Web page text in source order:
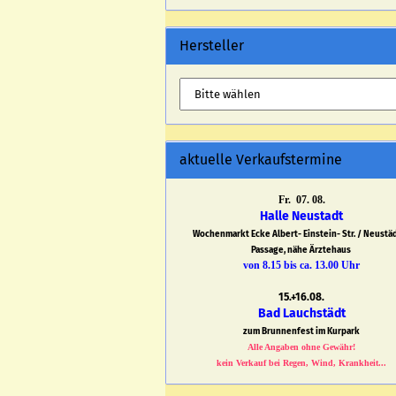
Hersteller
aktuelle Verkaufstermine
Fr. 07. 08.
Halle Neustadt
Wochenmarkt Ecke Albert- Einstein- Str. /
Passage, nähe Ärztehaus
von 8.15 bis ca. 13.00 Uhr
15.+16.08.
Bad Lauchstädt
zum Brunnenfest im Kurpark
Alle Angaben ohne Gewähr!
kein Verkauf bei Regen, Wind, Krankheit...